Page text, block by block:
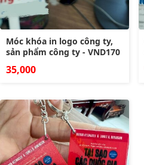
Móc khóa in logo công ty,
sản phẩm công ty - VND170
35,000